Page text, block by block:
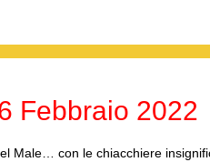
Febbraio 2022
con le chiacchiere